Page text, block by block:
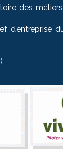
des
d'entreprise